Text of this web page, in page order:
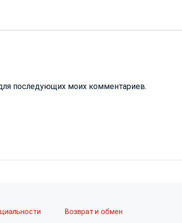
последующих моих комментариев.
Возврат и обмен